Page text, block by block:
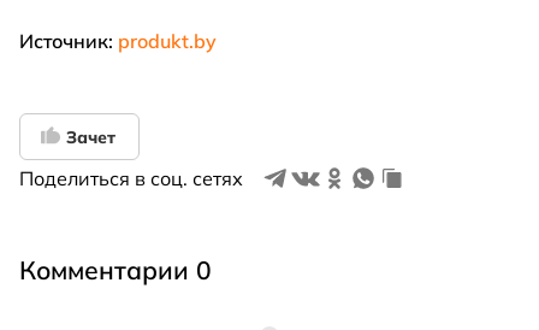
Источник: produkt.by
Зачет
Поделиться в соц. сетях
Комментарии 0